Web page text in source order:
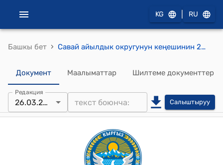
KG RU
Башкы бет › Савай айылдык округунун кеңешинин 2025-жылдын 26-марты № 18 “Курбан-Кара айылындагы муниципалдык менчик фельдшердик акушердик пунктунун жер аянтын мамлекеттик каттоодон өткөрүү жөнүндө” токтому
Документ Маалыматтар Шилтеме документтер
Редакция
26.03.2025 Салыштыруу